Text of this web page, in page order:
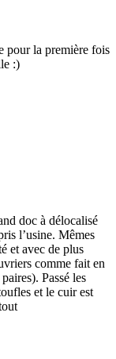
pour la première fois
:)
doc à délocalisé
l’usine. Mêmes
et avec de plus
comme fait en
Passé les
et le cuir est